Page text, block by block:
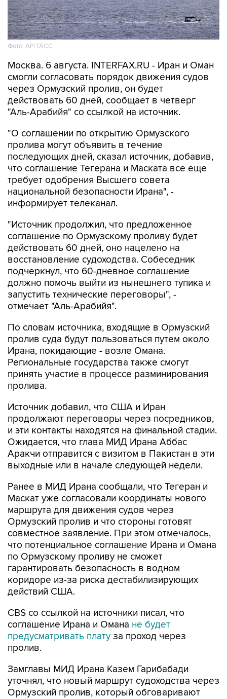
Фото: AP/ТАСС
Москва. 6 августа. INTERFAX.RU - Иран и Оман
смогли согласовать порядок движения судов
через Ормузский пролив, он будет
действовать 60 дней, сообщает в четверг
"Аль-Арабийя" со ссылкой на источник.
"О соглашении по открытию Ормузского
пролива могут объявить в течение
последующих дней, сказал источник, добавив,
что соглашение Тегерана и Маската все еще
требует одобрения Высшего совета
национальной безопасности Ирана", -
информирует телеканал.
"Источник продолжил, что предложенное
соглашение по Ормузскому проливу будет
действовать 60 дней, оно нацелено на
восстановление судоходства. Собеседник
подчеркнул, что 60-дневное соглашение
должно помочь выйти из нынешнего тупика и
запустить технические переговоры", -
отмечает "Аль-Арабийя".
По словам источника, входящие в Ормузский
пролив суда будут пользоваться путем около
Ирана, покидающие - возле Омана.
Региональные государства также смогут
принять участие в процессе разминирования
пролива.
Источник добавил, что США и Иран
продолжают переговоры через посредников,
и эти контакты находятся на финальной стадии.
Ожидается, что глава МИД Ирана Аббас
Аракчи отправится с визитом в Пакистан в эти
выходные или в начале следующей недели.
Ранее в МИД Ирана сообщали, что Тегеран и
Маскат уже согласовали координаты нового
маршрута для движения судов через
Ормузский пролив и что стороны готовят
совместное заявление. При этом отмечалось,
что потенциальное соглашение Ирана и Омана
по Ормузскому проливу не сможет
гарантировать безопасность в водном
коридоре из-за риска дестабилизирующих
действий США.
CBS со ссылкой на источники писал, что
соглашение Ирана и Омана не будет
предусматривать плату за проход через
пролив.
Замглавы МИД Ирана Казем Гарибабади
уточнял, что новый маршрут судоходства через
Ормузский пролив, который обговаривают